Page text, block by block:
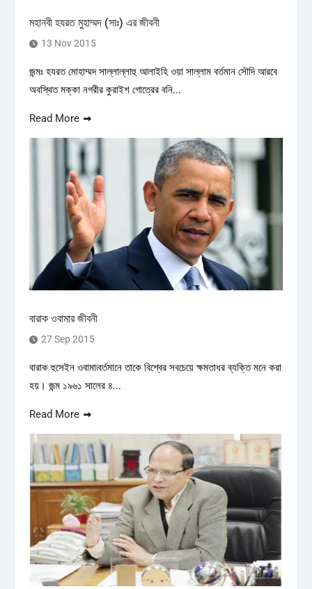
মহানবী হযরত মুহাম্মদ (সাঃ) এর জীবনী
13 Nov 2015
জন্মঃ হযরত মোহাম্মদ সাল্লাল্লাহু আলাইহি ওয়া সাল্লাম বর্তমান সৌদি আরবে
অবস্থিত মক্কা নগরীর কুরাইশ গোত্রের বনি...
Read More
বারাক ওবামার জীবনী
27 Sep 2015
বারাক হুসেইন ওবামা৷বর্তমানে তাকে বিশ্বের সবচেয়ে ক্ষমতাধর ব্যক্তি মনে করা
হয়। জন্ম ১৯৬১ সালের ৪...
Read More